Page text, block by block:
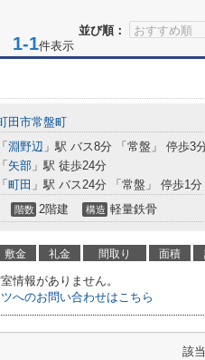
並び順：
1-1件表示
田市常盤町
「 淵野辺 」駅 バス8分 「常盤」 停歩3
「 矢部 」駅 徒歩24分
「 町田 」駅 バス24分 「常盤」 停歩1分
階数 2階建 構造 軽量鉄骨
敷金 礼金 間取り 面積
情報がありません。
へのお問い合わせはこちら
該